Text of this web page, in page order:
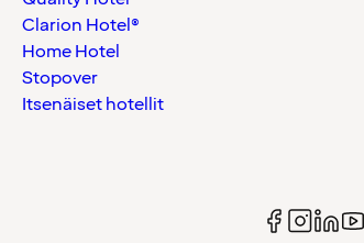
Clarion Hotel®
Home Hotel
Stopover
Itsenäiset hotellit